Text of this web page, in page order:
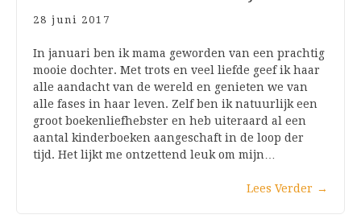
28 juni 2017
In januari ben ik mama geworden van een prachtig
mooie dochter. Met trots en veel liefde geef ik haar
alle aandacht van de wereld en genieten we van
alle fases in haar leven. Zelf ben ik natuurlijk een
groot boekenliefhebster en heb uiteraard al een
aantal kinderboeken aangeschaft in de loop der
tijd. Het lijkt me ontzettend leuk om mijn…
Lees Verder →